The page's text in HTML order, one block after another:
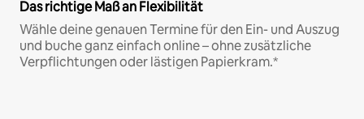
Das richtige Maß an Flexibilität
Wähle deine genauen Termine für den Ein- und Auszug
und buche ganz einfach online – ohne zusätzliche
Verpflichtungen oder lästigen Papierkram.*